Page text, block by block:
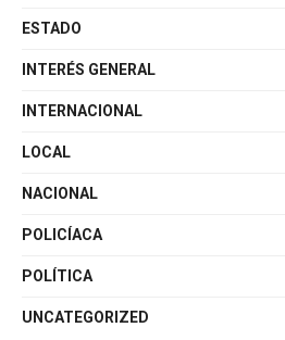
ESTADO
INTERÉS GENERAL
INTERNACIONAL
LOCAL
NACIONAL
POLICÍACA
POLÍTICA
UNCATEGORIZED